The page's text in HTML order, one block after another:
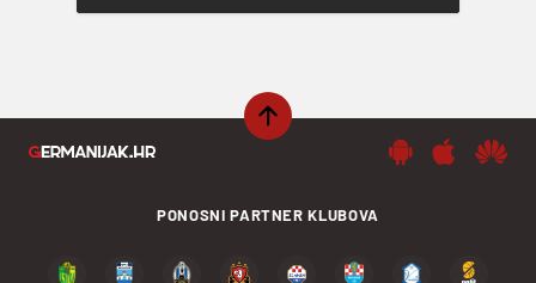
PONOSNI PARTNER KLUBOVA